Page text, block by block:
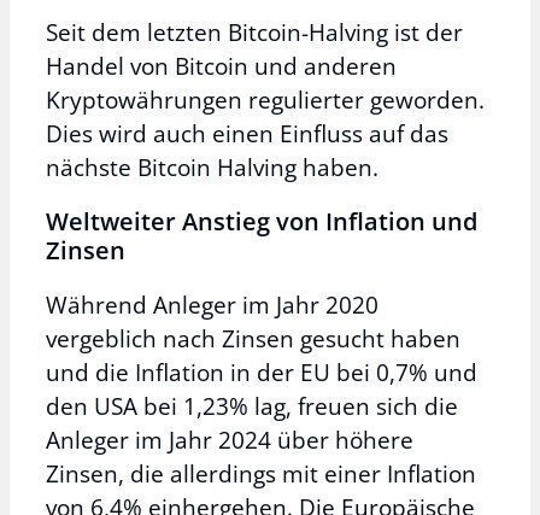
Seit dem letzten Bitcoin-Halving ist der
Handel von Bitcoin und anderen
Kryptowährungen regulierter geworden.
Dies wird auch einen Einfluss auf das
nächste Bitcoin Halving haben.
Weltweiter Anstieg von Inflation und
Zinsen
Während Anleger im Jahr 2020
vergeblich nach Zinsen gesucht haben
und die Inflation in der EU bei 0,7% und
den USA bei 1,23% lag, freuen sich die
Anleger im Jahr 2024 über höhere
Zinsen, die allerdings mit einer Inflation
von 6,4% einhergehen. Die Europäische